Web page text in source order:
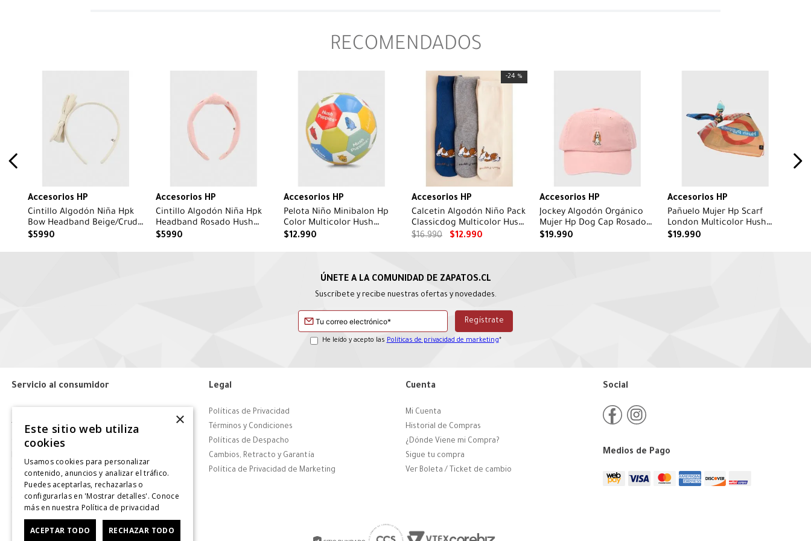
RECOMENDADOS
Accesorios HP
Cintillo Algodón Niña Hpk
Bow Headband Beige/Crudo
Hush Puppies
$5990
Accesorios HP
Cintillo Algodón Niña Hpk
Headband Rosado Hush
Puppies
$5990
Accesorios HP
Pelota Niño Minibalon Hp
Color Multicolor Hush
Puppies
$12.990
-24 %
Accesorios HP
Calcetin Algodón Niño Pack
Classicdog Multicolor Hush
Puppies
$16.990 $12.990
Accesorios HP
Jockey Algodón Orgánico
Mujer Hp Dog Cap Rosado
Hush Puppies
$19.990
Accesorios HP
Pañuelo Mujer Hp Scarf
London Multicolor Hush
Puppies
$19.990
Suscríbete y recibe nuestras ofertas y novedades.
He leído y acepto las Políticas de privacidad de marketing*
Servicio al consumidor
Tiendas
Contáctanos
Giftcard
Solicitar Factura
CyberDay
Legal
Políticas de Privacidad
Términos y Condiciones
Políticas de Despacho
Cambios, Retracto y Garantía
Política de Privacidad de Marketing
Cuenta
Mi Cuenta
Historial de Compras
¿Dónde Viene mi Compra?
Sigue tu compra
Ver Boleta / Ticket de cambio
Social
Medios de Pago
×
Este sitio web utiliza
cookies
Usamos cookies para personalizar
contenido, anuncios y analizar el tráfico.
Puedes aceptarlas, rechazarlas o
configurarlas en 'Mostrar detalles'. Conoce
más en nuestra Política de privacidad
ACEPTAR TODO RECHAZAR TODO